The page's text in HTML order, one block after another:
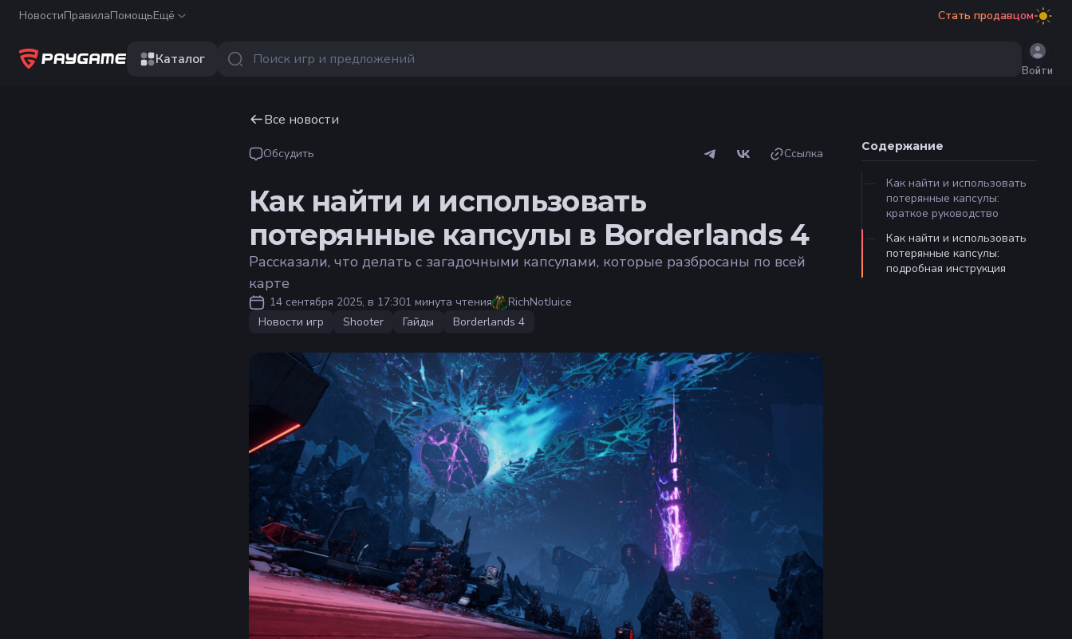
НовостиПравилаПомощьЕщё Стать продавцом
Каталог
Войти
Все новости
Обсудить Ссылка
Как найти и использовать
потерянные капсулы в Borderlands 4
Рассказали, что делать с загадочными капсулами, которые разбросаны по всей
карте
14 сентября 2025, в 17:301 минута чтения
RichNotJuice
Новости игр
Shooter Гайды Borderlands 4
Содержание
Как найти и использовать
потерянные капсулы:
краткое руководство
Как найти и использовать
потерянные капсулы:
подробная инструкция